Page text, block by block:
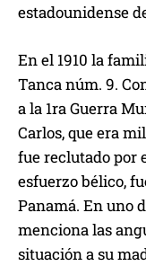
estadounidense
En el 1910 la
Tanca núm. 9.
a la 1ra Guerra
Carlos, que era
fue reclutado por
esfuerzo bélico,
Panamá. En uno
menciona las
situación a su